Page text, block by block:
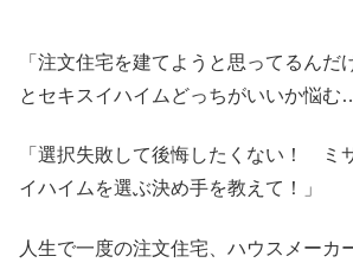
「注文住宅を建てようと思ってるんだ
とセキスイハイムどっちがいいか悩む
「選択失敗して後悔したくない！ ミ
イハイムを選ぶ決め手を教えて！」
人生で一度の注文住宅、ハウスメーカ